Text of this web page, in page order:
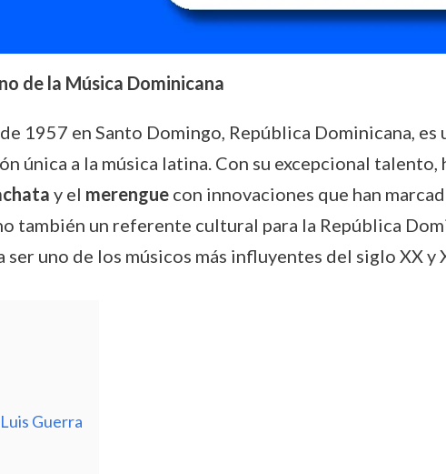
de la Música Dominicana
1957 en Santo Domingo, República Dominicana, es
única a la música latina. Con su excepcional
y el merenguecon innovaciones que han
también un referente cultural para la República
uno de los músicos más influyentes del siglo XX y
Guerra